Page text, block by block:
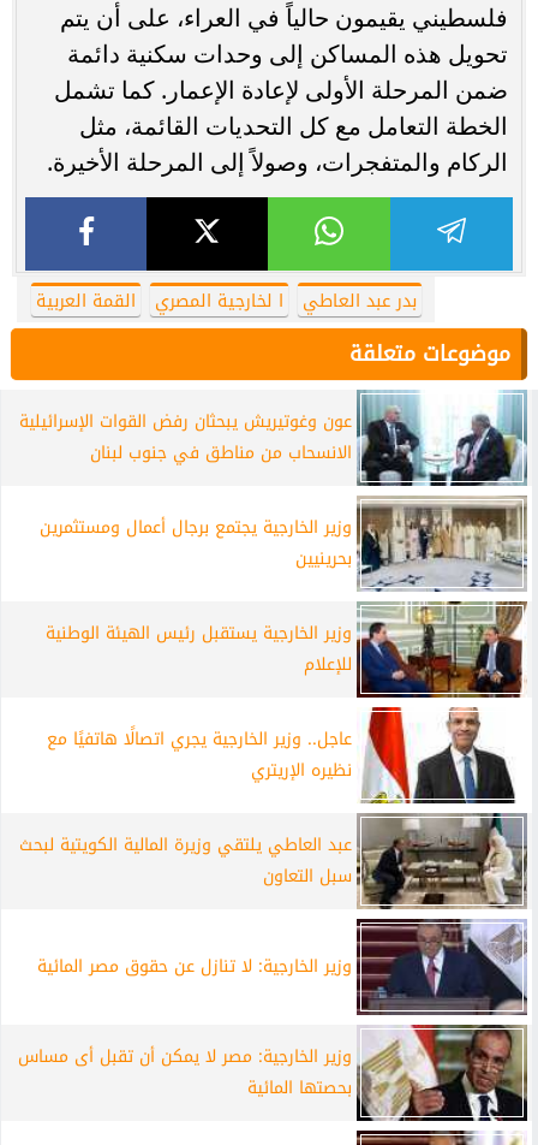
فلسطيني يقيمون حالياً في العراء، على أن يتم
تحويل هذه المساكن إلى وحدات سكنية دائمة
ضمن المرحلة الأولى لإعادة الإعمار. كما تشمل
الخطة التعامل مع كل التحديات القائمة، مثل
الركام والمتفجرات، وصولاً إلى المرحلة الأخيرة.
بدر عبد العاطي ا لخارجية المصري القمة العربية
موضوعات متعلقة
عون وغوتيريش يبحثان رفض القوات الإسرائيلية
الانسحاب من مناطق في جنوب لبنان
وزير الخارجية يجتمع برجال أعمال ومستثمرين
بحرينيين
وزير الخارجية يستقبل رئيس الهيئة الوطنية
للإعلام
عاجل.. وزير الخارجية يجري اتصالًا هاتفيًا مع
نظيره الإريتري
عبد العاطي يلتقي وزيرة المالية الكويتية لبحث
سبل التعاون
وزير الخارجية: لا تنازل عن حقوق مصر المائية
وزير الخارجية: مصر لا يمكن أن تقبل أى مساس
بحصتها المائية